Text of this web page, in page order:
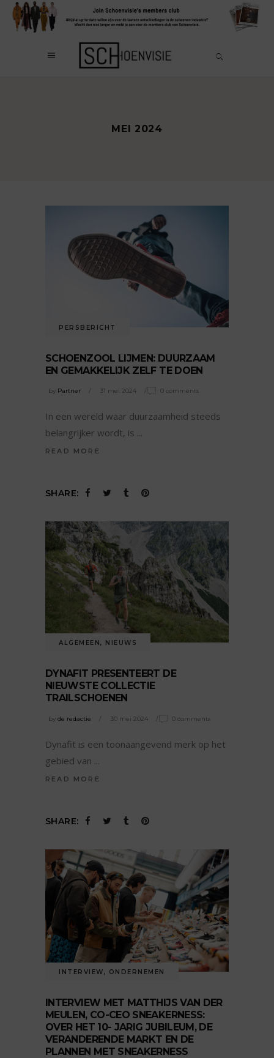
MEI 2024
PERSBERICHT
SCHOENZOOL LIJMEN: DUURZAAM
EN GEMAKKELIJK ZELF TE DOEN
by Partner 31 mei 2024 0 comments
In een wereld waar duurzaamheid steeds
belangrijker wordt, is
READ MORE
SHARE:
ALGEMEEN , NIEUWS
DYNAFIT PRESENTEERT DE
NIEUWSTE COLLECTIE
TRAILSCHOENEN
by de redactie 30 mei 2024 0 comments
Dynafit is een toonaangevend merk op het
gebied van
READ MORE
SHARE:
INTERVIEW, ONDERNEMEN
INTERVIEW MET MATTHIJS VAN DER
MEULEN, CO-CEO SNEAKERNESS:
OVER HET 10- JARIG JUBILEUM, DE
VERANDERENDE MARKT EN DE
PLANNEN MET SNEAKERNESS